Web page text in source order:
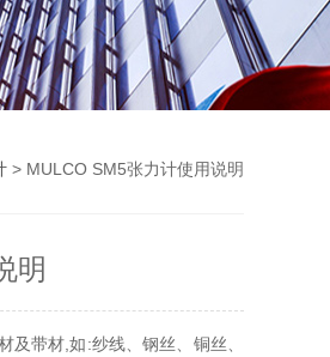
> MULCO SM5张力计使用说明
明
及带材,如:纱线、钢丝、铜丝、